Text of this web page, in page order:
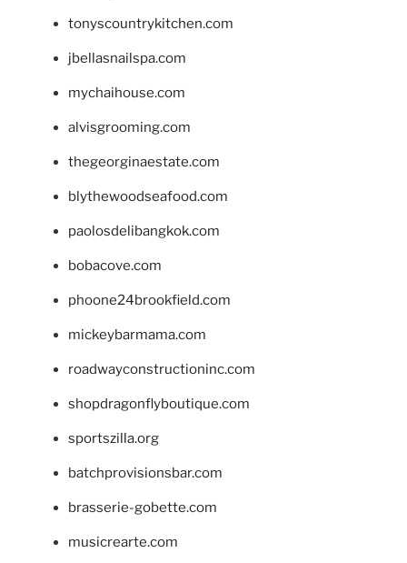
tonyscountrykitchen.com
jbellasnailspa.com
mychaihouse.com
alvisgrooming.com
thegeorginaestate.com
blythewoodseafood.com
paolosdelibangkok.com
bobacove.com
phoone24brookfield.com
mickeybarmama.com
roadwayconstructioninc.com
shopdragonflyboutique.com
sportszilla.org
batchprovisionsbar.com
brasserie-gobette.com
musicrearte.com